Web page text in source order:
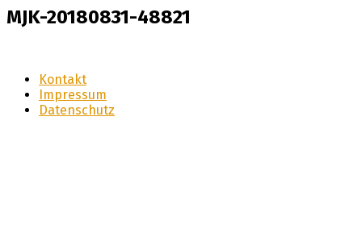
MJK-20180831-48821
Kontakt
Impressum
Datenschutz